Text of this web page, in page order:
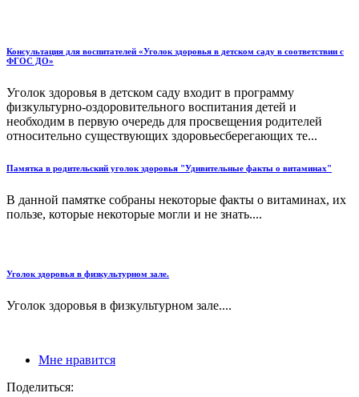
Консультация для воспитателей «Уголок здоровья в детском саду в соответствии с
ФГОС ДО»
Уголок здоровья в детском саду входит в программу
физкультурно-оздоровительного воспитания детей и
необходим в первую очередь для просвещения родителей
относительно существующих здоровьесберегающих те...
Памятка в родительский уголок здоровья "Удивительные факты о витаминах"
В данной памятке собраны некоторые факты о витаминах, их
пользе, которые некоторые могли и не знать....
Уголок здоровья в физкультурном зале.
Уголок здоровья в физкультурном зале....
Мне нравится
Поделиться: